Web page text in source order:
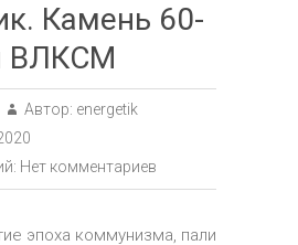
Камень 60-
ВЛКСМ
Автор: energetik
Нет комментариев
эпоха коммунизма, пали